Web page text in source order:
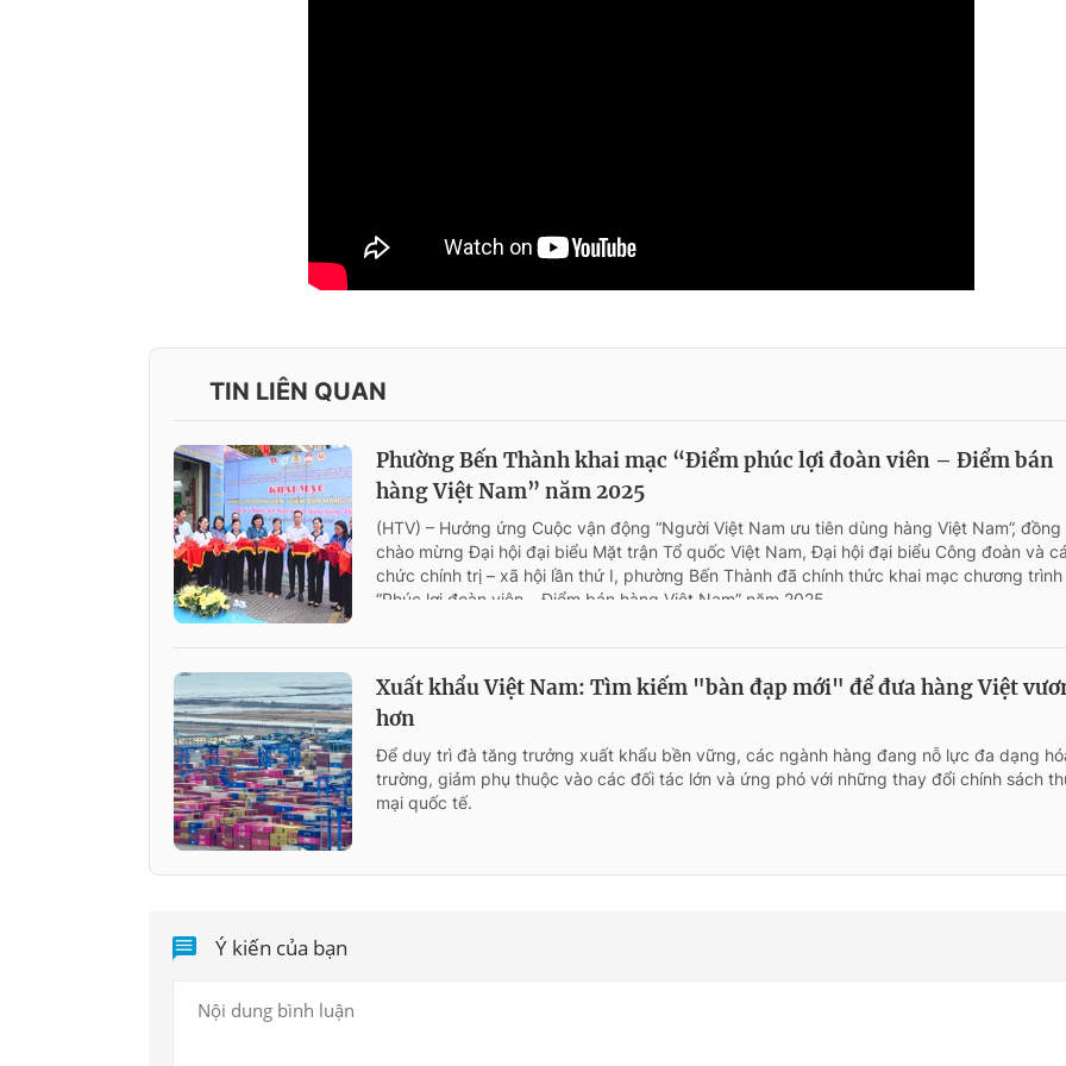
TIN LIÊN QUAN
Phường Bến Thành khai mạc “Điểm phúc lợi đoàn viên – Điểm bán
hàng Việt Nam” năm 2025
(HTV) – Hưởng ứng Cuộc vận động “Người Việt Nam ưu tiên dùng hàng Việt Nam”, đồng
chào mừng Đại hội đại biểu Mặt trận Tổ quốc Việt Nam, Đại hội đại biểu Công đoàn và
chức chính trị – xã hội lần thứ I, phường Bến Thành đã chính thức khai mạc chương trình
“Phúc lợi đoàn viên – Điểm bán hàng Việt Nam” năm 2025.
Xuất khẩu Việt Nam: Tìm kiếm "bàn đạp mới" để đưa hàng Việt
hơn
Để duy trì đà tăng trưởng xuất khẩu bền vững, các ngành hàng đang nỗ lực đa dạng
trường, giảm phụ thuộc vào các đối tác lớn và ứng phó với những thay đổi chính sách
mại quốc tế.
Ý kiến của bạn